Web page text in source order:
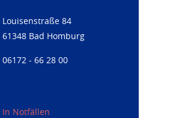
Louisenstraße 84
61348 Bad Homburg
06172 - 66 28 00
In Notfällen